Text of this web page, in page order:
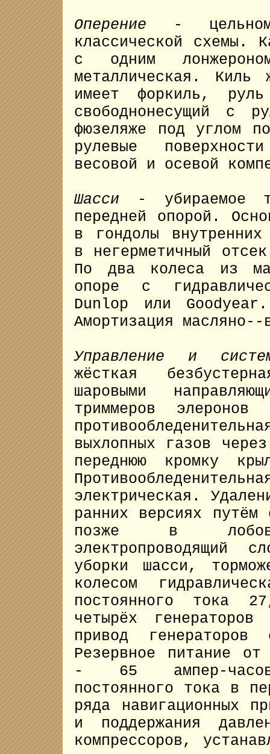
Оперение -
классической схемы.
с одним
металлическая. Киль
имеет форкиль, руль
свободнонесущий с
фюзеляже под углом
рулевые
весовой и осевой
Шасси - убираемое
передней опорой.
в гондолы
в негерметичный
По два колеса из
опоре с
Dunlop или
Амортизация
Управление и
жёсткая
шаровыми
триммеров элеронов
выхлопных газов
переднюю кромку
электрическая.
ранних версиях
позже в
электропроводящий
уборки шасси,
колесом
постоянного тока
четырёх
привод генераторов
Резервное питание
- 65 ампер-
постоянного тока в
ряда навигационных
и поддержания
компрессоров,